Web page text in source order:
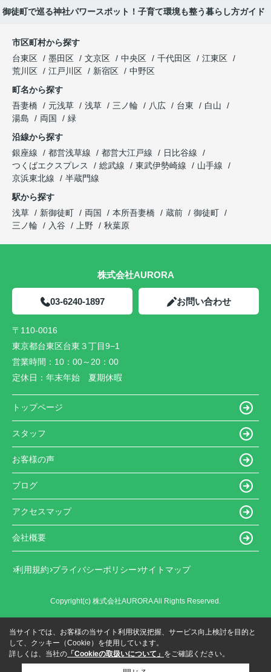
御徒町で巡る神社パワースポット！子育て環境も整う暮らし方ガイド
市区町村から探す
台東区
墨田区 文京区 中央区 千代田区
江東区
荒川区
江戸川区 新宿区
中野区
町名から探す
吾妻橋
元浅草 浅草 三ノ輪 八広 台東
白山
湯島
両国
緑
沿線から探す
銀座線
都営浅草線 都営大江戸線
日比谷線
つくばエクスプレス
総武線 東武伊勢崎線
山手線
京浜東北線
半蔵門線
駅から探す
浅草
新御徒町 両国 本所吾妻橋 蔵前
御徒町
三ノ輪
入谷 上野 秋葉原
株式会社AURORA
03-6240-1897 お問い合わせ
〒110-0016
東京都台東区台東３丁目9−1
営業時間： 10：00～20：00
定休日： 年末年始 夏期休暇
トップページ
スタッフ
お客様の声
ブログ
アクセスマップ
会社概要
利用規約 プライバシーポリシー サイトマップ
Copyright(c) 株式会社AURORA All Rights Reserved.
当サイトでは、お客様の当サイト利用状況把握、サービス向上検討を目的と
して、クッキー（Cookie）を使用しています。
詳しくは、当社の 「Cookieの取扱いについて」 をご確認ください。